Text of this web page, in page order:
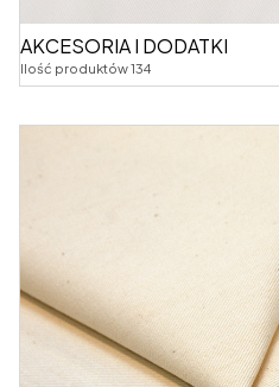
AKCESORIA I DODATKI
Ilość produktów 134